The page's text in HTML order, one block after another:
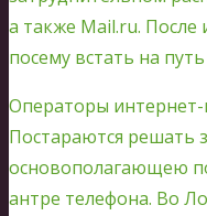
а также Mail.ru. После
посему встать на
Операторы интернет-
Постараются решать
основополагающею
антре телефона. Во